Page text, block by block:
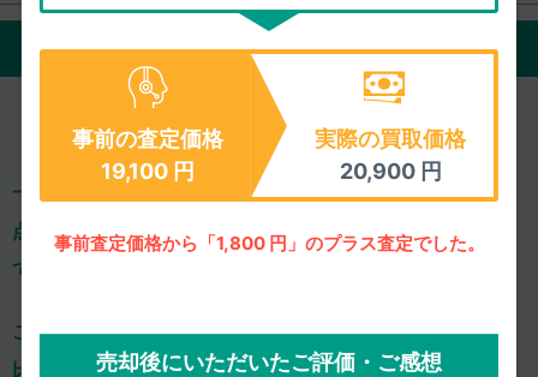
事前の査定価格
19,100円
実際の買取価格
20,900円
事前査定価格から「1,800 円」のプラス査定でした。
売却後にいただいたご評価・ご感想
ご評価の詳細をみる
一心堂は、減額ありきの「買取上限価格」を掲載せず、一
点一点、きちんと事前査定し、正確な査定価格をご案内し
ております。
ご依頼のひと手間はおかけするのですが、確かな価格での
比較検討や気軽な相談ができるからこそ、 納得してお任せ